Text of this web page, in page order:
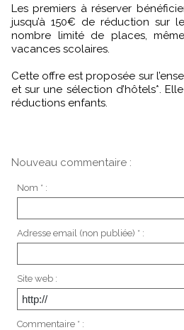
Les premiers à réserver
jusqu’à 150€ de réduction sur
nombre limité de places,
vacances scolaires.
Cette offre est proposée sur
et sur une sélection d’hôtels*.
réductions enfants.
Nouveau commentaire :
Nom * :
Adresse email (non publiée) * :
Site web :
Commentaire * :